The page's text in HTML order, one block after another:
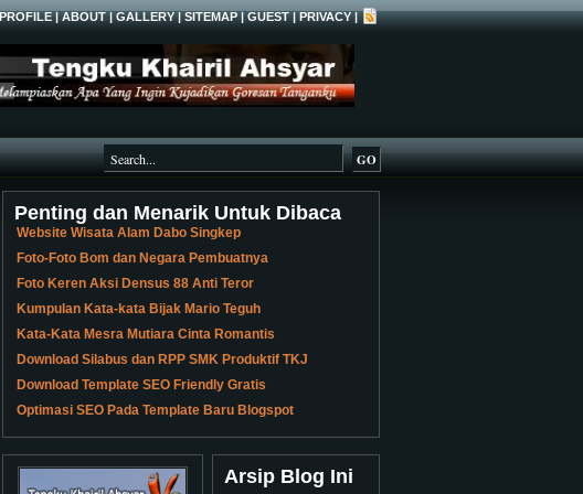
PROFILE|ABOUT|GALLERY|SITEMAP|GUEST|PRIVACY|
Penting dan Menarik Untuk Dibaca
Website Wisata Alam Dabo Singkep
Foto-Foto Bom dan Negara Pembuatnya
Foto Keren Aksi Densus 88 Anti Teror
Kumpulan Kata-kata Bijak Mario Teguh
Kata-Kata Mesra Mutiara Cinta Romantis
Download Silabus dan RPP SMK Produktif TKJ
Download Template SEO Friendly Gratis
Optimasi SEO Pada Template Baru Blogspot
Arsip Blog Ini